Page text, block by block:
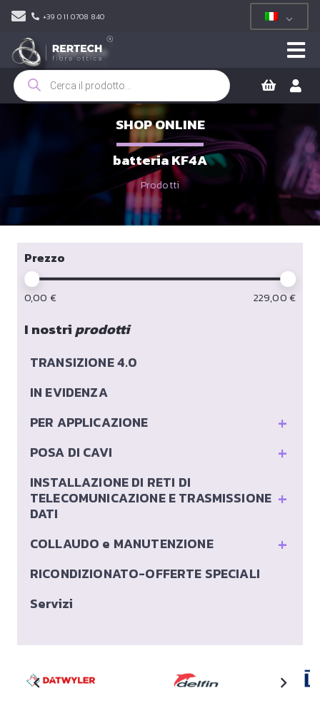
+39 011 0708 840
Ricerca
prodotti
SHOP ONLINE
batteria KF4A
Prodotti
Prezzo
0,00 € 229,00 €
I nostriprodotti
TRANSIZIONE 4.0
IN EVIDENZA
+
PER APPLICAZIONE
+
POSA DI CAVI
+
INSTALLAZIONE DI RETI DI
TELECOMUNICAZIONE E TRASMISSIONE
DATI
+
COLLAUDO e MANUTENZIONE
RICONDIZIONATO-OFFERTE SPECIALI
Servizi